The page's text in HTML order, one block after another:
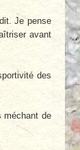
Je pense
avant
des
de